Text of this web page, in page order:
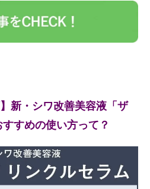
新・シワ改善美容液「ザ
すめの使い方って？